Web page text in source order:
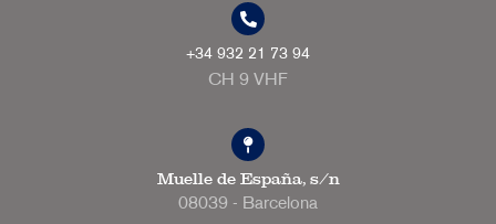
+34 932 21 73 94
CH 9 VHF
Muelle de España, s/n
08039 - Barcelona